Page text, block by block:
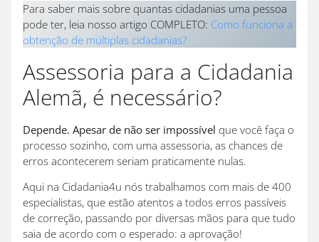
Para saber mais sobre quantas cidadanias uma pessoa
pode ter, leia nosso artigo COMPLETO: Como funciona a
obtenção de múltiplas cidadanias?
Assessoria para a Cidadania
Alemã, é necessário?
Depende. Apesar de não ser impossível que você faça o
processo sozinho, com uma assessoria, as chances de
erros acontecerem seriam praticamente nulas.
Aqui na Cidadania4u nós trabalhamos com mais de 400
especialistas, que estão atentos a todos erros passíveis
de correção, passando por diversas mãos para que tudo
saia de acordo com o esperado: a aprovação!